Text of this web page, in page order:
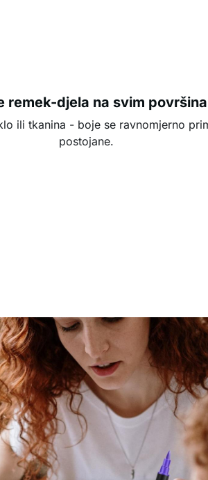
remek-djela na svim
ili tkanina - boje se ravnomjerno
postojane.